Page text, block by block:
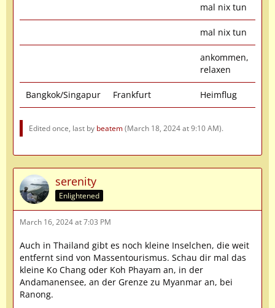
mal nix tun
mal nix tun
ankommen,
relaxen
Bangkok/Singapur Frankfurt Heimflug
Edited once, last by beatem(March 18, 2024 at 9:10 AM).
serenity
Enlightened
March 16, 2024 at 7:03 PM
Auch in Thailand gibt es noch kleine Inselchen, die weit
entfernt sind von Massentourismus. Schau dir mal das
kleine Ko Chang oder Koh Phayam an, in der
Andamanensee, an der Grenze zu Myanmar an, bei
Ranong.